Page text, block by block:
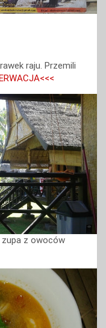
raju. Przemili
zupa z owoców